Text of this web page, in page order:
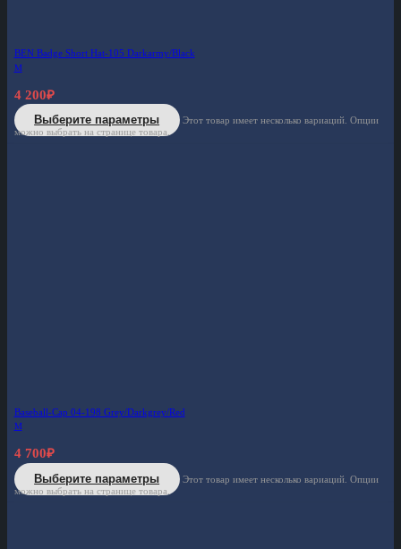
BEN Badge Short Hat-105 Darkarmy/Black
M
4 200₽
Выберите параметры
Этот товар имеет несколько вариаций. Опции
можно выбрать на странице товара.
Baseball-Cap 04-198 Grey/Darkgrey/Red
M
4 700₽
Выберите параметры
Этот товар имеет несколько вариаций. Опции
можно выбрать на странице товара.